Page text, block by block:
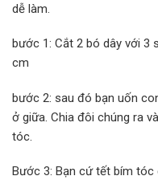
dễ làm.
bước 1: Cắt 2 bó dây với 3
cm
bước 2: sau đó bạn uốn
ở giữa. Chia đôi chúng ra
tóc.
Bước 3: Bạn cứ tết bím tóc